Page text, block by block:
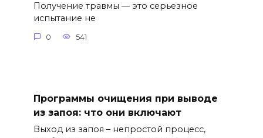
Получение травмы — это серьезное
испытание не
0 541
Программы очищения при выводе
из запоя: что они включают
Выход из запоя – непростой процесс,